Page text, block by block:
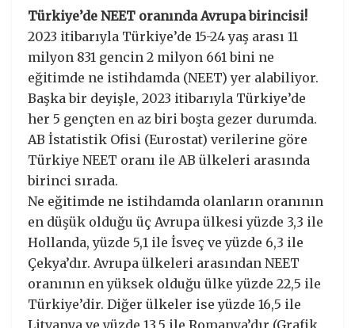
Türkiye’de NEET oranında Avrupa birincisi!
2023 itibarıyla Türkiye’de 15-24 yaş arası 11
milyon 831 gencin 2 milyon 661 bini ne
eğitimde ne istihdamda (NEET) yer alabiliyor.
Başka bir deyişle, 2023 itibarıyla Türkiye’de
her 5 gençten en az biri boşta gezer durumda.
AB İstatistik Ofisi (Eurostat) verilerine göre
Türkiye NEET oranı ile AB ülkeleri arasında
birinci sırada.
Ne eğitimde ne istihdamda olanların oranının
en düşük olduğu üç Avrupa ülkesi yüzde 3,3 ile
Hollanda, yüzde 5,1 ile İsveç ve yüzde 6,3 ile
Çekya’dır. Avrupa ülkeleri arasından NEET
oranının en yüksek olduğu ülke yüzde 22,5 ile
Türkiye’dir. Diğer ülkeler ise yüzde 16,5 ile
Litvanya ve yüzde 13,5 ile Romanya’dır (Grafik